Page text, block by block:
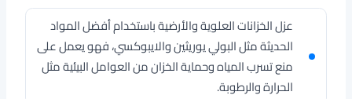
عزل الخزانات العلوية والأرضية باستخدام أفضل المواد
الحديثة مثل البولي يوريثين والايبوكسي، فهو يعمل على
منع تسرب المياه وحماية الخزان من العوامل البيئية مثل
الحرارة والرطوبة.